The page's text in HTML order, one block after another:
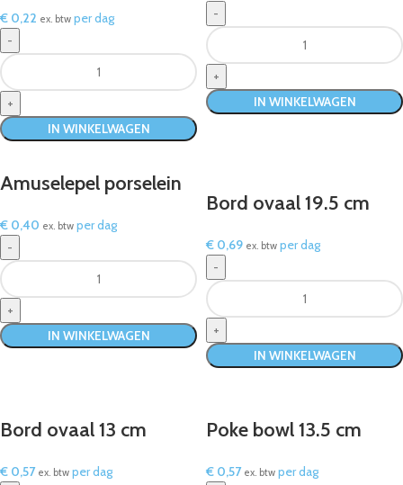
€ 0,22 ex. btw per dag
IN WINKELWAGEN
IN WINKELWAGEN
Amuselepel porselein
€ 0,40 ex. btw per dag
IN WINKELWAGEN
Bord ovaal 19.5 cm
€ 0,69 ex. btw per dag
IN WINKELWAGEN
Bord ovaal 13 cm
€ 0,57 ex. btw per dag
Poke bowl 13.5 cm
€ 0,57 ex. btw per dag